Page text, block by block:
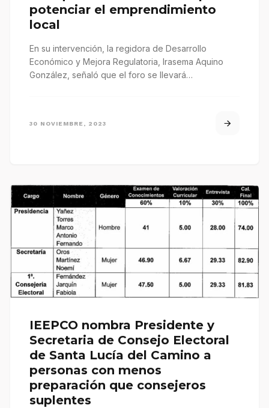
potenciar el emprendimiento
local
En su intervención, la regidora de Desarrollo
Económico y Mejora Regulatoria, Irasema Aquino
González, señaló que el foro se llevará…
30 NOVIEMBRE, 2023
IEEPCO nombra Presidente y
Secretaria de Consejo Electoral
de Santa Lucía del Camino a
personas con menos
preparación que consejeros
suplentes